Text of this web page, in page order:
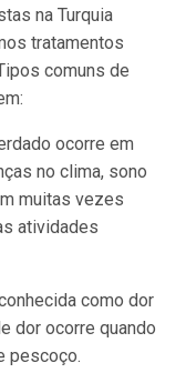
na Turquia
tratamentos
comuns de
ocorre em
no clima, sono
muitas vezes
atividades
como dor
dor ocorre quando
pescoço.